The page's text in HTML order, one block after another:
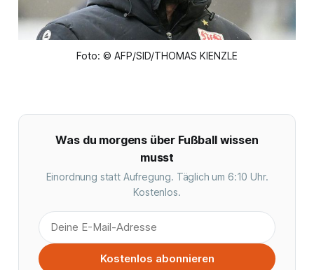
Foto: © AFP/SID/THOMAS KIENZLE
Was du morgens über Fußball wissen
musst
Einordnung statt Aufregung. Täglich um 6:10 Uhr.
Kostenlos.
Kostenlos abonnieren